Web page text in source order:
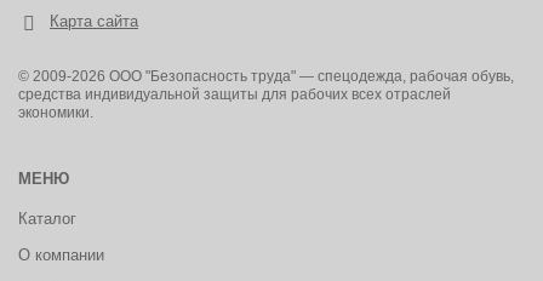
Карта сайта
© 2009-2026 ООО "Безопасность труда" — спецодежда, рабочая обувь,
средства индивидуальной защиты для рабочих всех отраслей
экономики.
МЕНЮ
Каталог
О компании